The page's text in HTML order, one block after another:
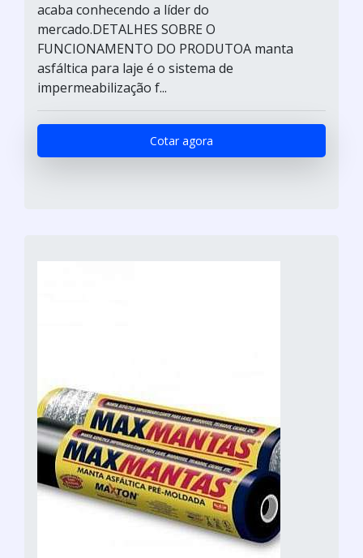
acaba conhecendo a líder do
mercado.DETALHES SOBRE O
FUNCIONAMENTO DO PRODUTOA manta
asfáltica para laje é o sistema de
impermeabilização f...
Cotar agora